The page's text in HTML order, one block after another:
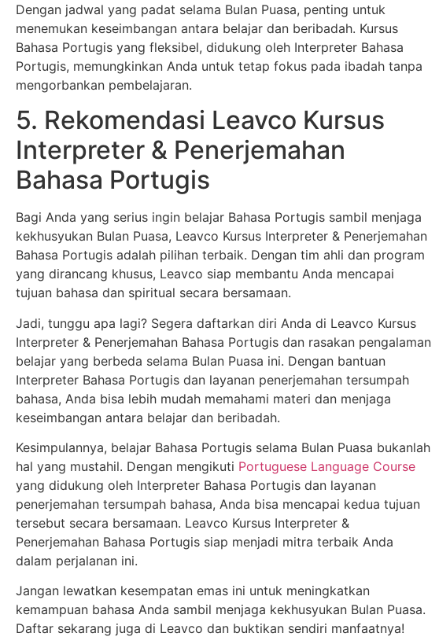
Dengan jadwal yang padat selama Bulan Puasa, penting untuk
menemukan keseimbangan antara belajar dan beribadah. Kursus
Bahasa Portugis yang fleksibel, didukung oleh Interpreter Bahasa
Portugis, memungkinkan Anda untuk tetap fokus pada ibadah tanpa
mengorbankan pembelajaran.
5. Rekomendasi Leavco Kursus
Interpreter & Penerjemahan
Bahasa Portugis
Bagi Anda yang serius ingin belajar Bahasa Portugis sambil menjaga
kekhusyukan Bulan Puasa, Leavco Kursus Interpreter & Penerjemahan
Bahasa Portugis adalah pilihan terbaik. Dengan tim ahli dan program
yang dirancang khusus, Leavco siap membantu Anda mencapai
tujuan bahasa dan spiritual secara bersamaan.
Jadi, tunggu apa lagi? Segera daftarkan diri Anda di Leavco Kursus
Interpreter & Penerjemahan Bahasa Portugis dan rasakan pengalaman
belajar yang berbeda selama Bulan Puasa ini. Dengan bantuan
Interpreter Bahasa Portugis dan layanan penerjemahan tersumpah
bahasa, Anda bisa lebih mudah memahami materi dan menjaga
keseimbangan antara belajar dan beribadah.
Kesimpulannya, belajar Bahasa Portugis selama Bulan Puasa bukanlah
hal yang mustahil. Dengan mengikuti Portuguese Language Course
yang didukung oleh Interpreter Bahasa Portugis dan layanan
penerjemahan tersumpah bahasa, Anda bisa mencapai kedua tujuan
tersebut secara bersamaan. Leavco Kursus Interpreter &
Penerjemahan Bahasa Portugis siap menjadi mitra terbaik Anda
dalam perjalanan ini.
Jangan lewatkan kesempatan emas ini untuk meningkatkan
kemampuan bahasa Anda sambil menjaga kekhusyukan Bulan Puasa.
Daftar sekarang juga di Leavco dan buktikan sendiri manfaatnya!